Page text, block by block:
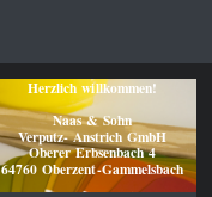
Herzlich willkommen!
Naas & Sohn
Verputz- Anstrich GmbH
Oberer Erbsenbach 4
64760 Oberzent-Gammelsbach